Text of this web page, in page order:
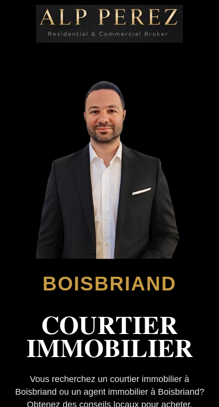
BOISBRIAND
COURTIER
IMMOBILIER
Vous recherchez un courtier immobilier à
Boisbriand ou un agent immobilier à Boisbriand?
Obtenez des conseils locaux pour acheter,